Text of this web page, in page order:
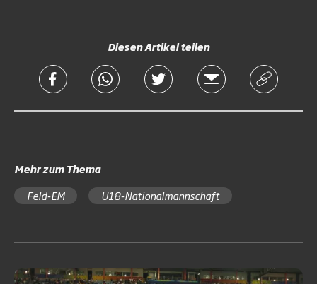
Diesen Artikel teilen
Mehr zum Thema
Feld-EM
U18-Nationalmannschaft